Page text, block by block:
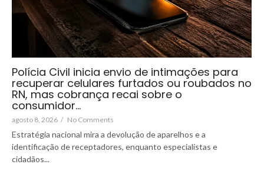
Polícia Civil inicia envio de intimações para
recuperar celulares furtados ou roubados no
RN, mas cobrança recai sobre o
consumidor…
agosto 8, 2026 / No Comments
Estratégia nacional mira a devolução de aparelhos e a
identificação de receptadores, enquanto especialistas e
cidadãos...